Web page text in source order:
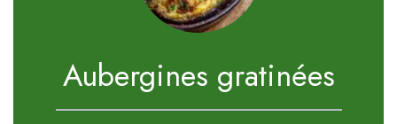
Aubergines gratinées